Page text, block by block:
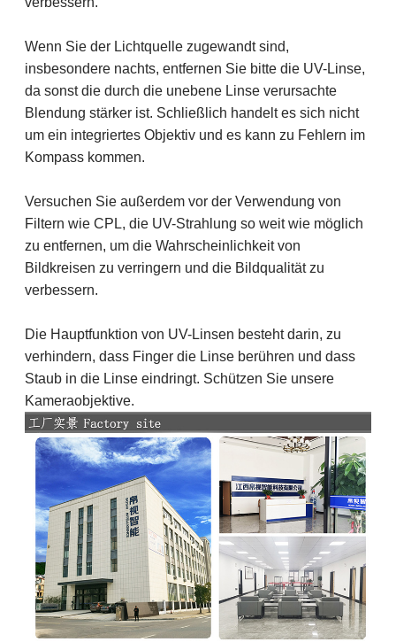
Wenn Sie der Lichtquelle zugewandt sind,
insbesondere nachts, entfernen Sie bitte die UV-Linse,
da sonst die durch die unebene Linse verursachte
Blendung stärker ist. Schließlich handelt es sich nicht
um ein integriertes Objektiv und es kann zu Fehlern im
Kompass kommen.
Versuchen Sie außerdem vor der Verwendung von
Filtern wie CPL, die UV-Strahlung so weit wie möglich
zu entfernen, um die Wahrscheinlichkeit von
Bildkreisen zu verringern und die Bildqualität zu
verbessern.
Die Hauptfunktion von UV-Linsen besteht darin, zu
verhindern, dass Finger die Linse berühren und dass
Staub in die Linse eindringt. Schützen Sie unsere
Kameraobjektive.